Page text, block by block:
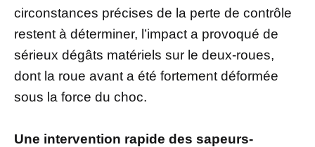
circonstances précises de la perte de contrôle
restent à déterminer, l’impact a provoqué de
sérieux dégâts matériels sur le deux-roues,
dont la roue avant a été fortement déformée
sous la force du choc.
Une intervention rapide des sapeurs-